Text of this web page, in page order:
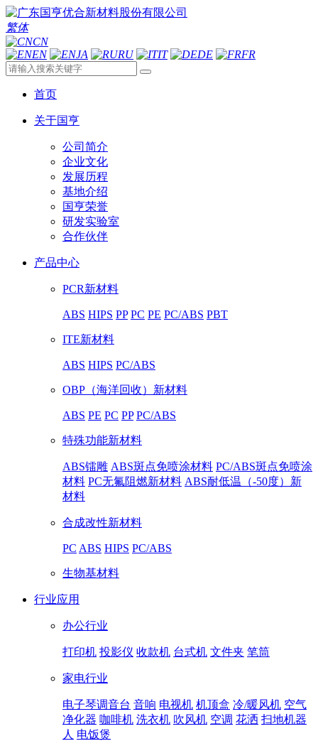
繁体
CN
EN
JA RU IT DE FR
首页
关于国亨
公司简介
企业文化
发展历程
基地介绍
国亨荣誉
研发实验室
合作伙伴
产品中心
PCR新材料
ABS HIPS PP PC PE PC/ABS PBT
ITE新材料
ABS HIPS PC/ABS
OBP（海洋回收）新材料
ABS PE PC PP PC/ABS
特殊功能新材料
ABS镭雕 ABS斑点免喷涂材料 PC/ABS斑点免喷涂
材料 PC无氟阻燃新材料 ABS耐低温（-50度）新
材料
合成改性新材料
PC ABS HIPS PC/ABS
生物基材料
行业应用
办公行业
打印机 投影仪 收款机 台式机 文件夹 笔筒
家电行业
电子琴调音台 音响 电视机 机顶盒 冷/暖风机 空气
净化器 咖啡机 洗衣机 吹风机 空调 花洒 扫地机器
人 电饭煲